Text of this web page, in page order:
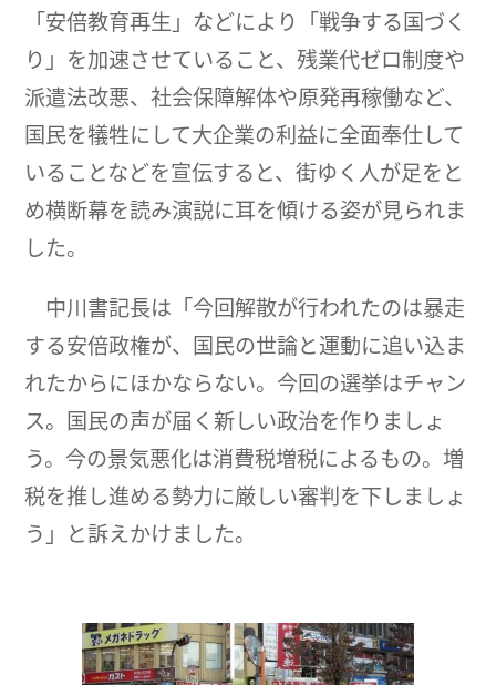
「安倍教育再生」などにより「戦争する国づく
り」を加速させていること、残業代ゼロ制度や
派遣法改悪、社会保障解体や原発再稼働など、
国民を犠牲にして大企業の利益に全面奉仕して
いることなどを宣伝すると、街ゆく人が足をと
め横断幕を読み演説に耳を傾ける姿が見られま
した。
中川書記長は「今回解散が行われたのは暴走
する安倍政権が、国民の世論と運動に追い込ま
れたからにほかならない。今回の選挙はチャン
ス。国民の声が届く新しい政治を作りましょ
う。今の景気悪化は消費税増税によるもの。増
税を推し進める勢力に厳しい審判を下しましょ
う」と訴えかけました。